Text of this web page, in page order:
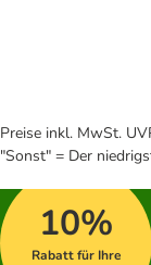
Preise inkl. MwSt.
"Sonst" = Der
10%
Rabatt für Ihre